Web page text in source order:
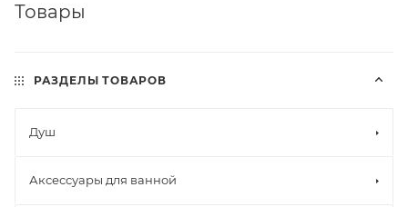
Товары
РАЗДЕЛЫ ТОВАРОВ
Душ
Аксессуары для ванной